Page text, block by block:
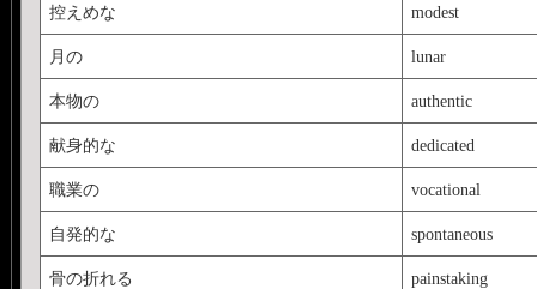
控えめな modest
月の lunar
本物の authentic
献身的な dedicated
職業の vocational
自発的な spontaneous
骨の折れる painstaking